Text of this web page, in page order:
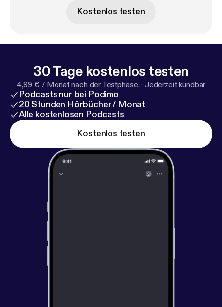
Kostenlos testen
30 Tage kostenlos testen
4,99 € / Monat nach der Testphase. · Jederzeit kündbar
Podcasts nur bei Podimo
20 Stunden Hörbücher / Monat
Alle kostenlosen Podcasts
Kostenlos testen